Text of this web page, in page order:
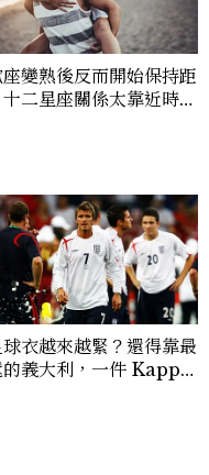
變熟後反而開始保持距
二星座關係太靠近時最
衣越來越緊？還得靠最
的義大利，一件 Kappa